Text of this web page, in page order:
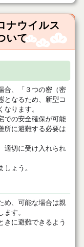
ナウイルス
いて
合、「３つの密（密
となるため、新型コ
ります。
での安全確保が可能
所に避難する必要は
適切に受け入れられ
ょう。
め、可能な場合は親
す。
に避難できるよう